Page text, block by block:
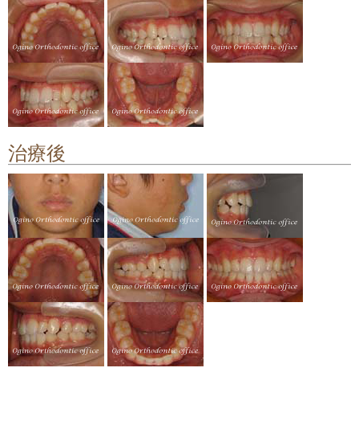
治療後
部分的歯列矯正
顎関節症の治療
料金について
矯正治療のリスクや副作用について